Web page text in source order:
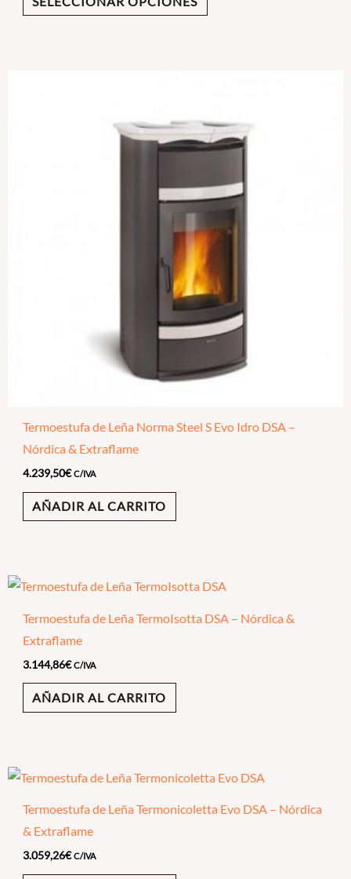
Termoestufa de Leña Norma Steel S Evo Idro DSA –
Nórdica & Extraflame
4.239,50€ C/IVA
AÑADIR AL CARRITO
Termoestufa de Leña TermoIsotta DSA – Nórdica &
Extraflame
3.144,86€ C/IVA
AÑADIR AL CARRITO
Termoestufa de Leña Termonicoletta Evo DSA – Nórdica
& Extraflame
3.059,26€ C/IVA